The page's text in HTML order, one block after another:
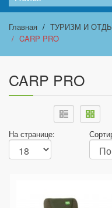
Главная ТУРИЗМ И
CARP PRO
CARP PRO
На странице: